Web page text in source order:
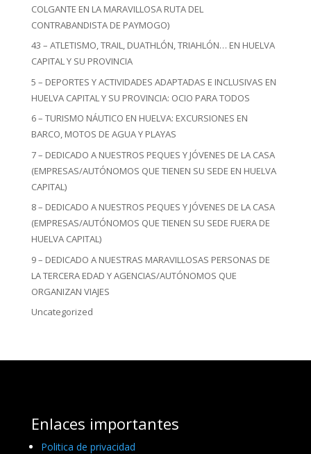
COLGANTE EN LA MARAVILLOSA RUTA DEL
CONTRABANDISTA DE PAYMOGO)
43 – ATLETISMO, TRAIL, DUATHLÓN, TRIAHLÓN… EN HUELVA
CAPITAL Y SU PROVINCIA
5 – DEPORTES Y ACTIVIDADES ADAPTADAS E INCLUSIVAS EN
HUELVA CAPITAL Y SU PROVINCIA: OCIO PARA TODOS
6 – TURISMO NÁUTICO EN HUELVA: EXCURSIONES EN
BARCO, MOTOS DE AGUA Y PLAYAS
7 – DEDICADO A NUESTROS PEQUES Y JÓVENES DE LA CASA
(EMPRESAS/AUTÓNOMOS QUE TIENEN SU SEDE EN HUELVA
CAPITAL)
8 – DEDICADO A NUESTROS PEQUES Y JÓVENES DE LA CASA
(EMPRESAS/AUTÓNOMOS QUE TIENEN SU SEDE FUERA DE
HUELVA CAPITAL)
9 – DEDICADO A NUESTRAS MARAVILLOSAS PERSONAS DE
LA TERCERA EDAD Y AGENCIAS/AUTÓNOMOS QUE
ORGANIZAN VIAJES
Uncategorized
Enlaces importantes
Politica de privacidad